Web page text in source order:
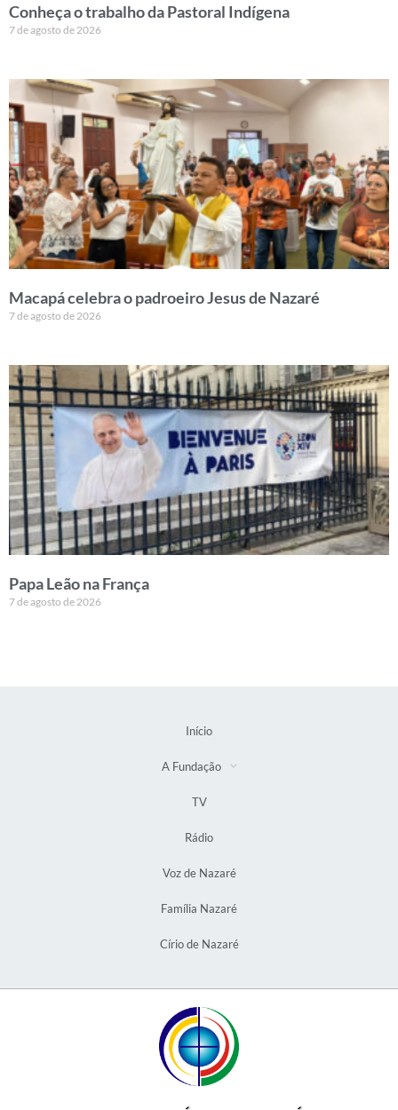
Conheça o trabalho da Pastoral Indígena
7 de agosto de 2026
Macapá celebra o padroeiro Jesus de Nazaré
7 de agosto de 2026
Papa Leão na França
7 de agosto de 2026
Início
A Fundação
TV
Rádio
Voz de Nazaré
Família Nazaré
Círio de Nazaré